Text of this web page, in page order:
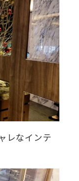
レなインテ